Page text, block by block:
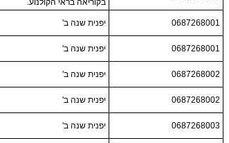
בקוריאה בראי הקולנוע.
0687268001 יפנית שנה ב'
0687268001 יפנית שנה ב'
0687268002 יפנית שנה ב'
0687268002 יפנית שנה ב'
0687268003 יפנית שנה ב'